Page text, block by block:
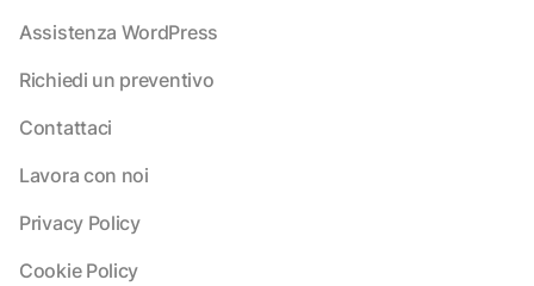
Assistenza WordPress
Richiedi un preventivo
Contattaci
Lavora con noi
Privacy Policy
Cookie Policy